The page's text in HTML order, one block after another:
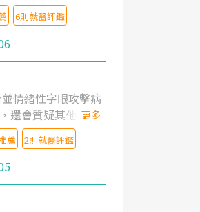
6則就醫評鑑
情緒性字眼攻擊病
還會質疑其他醫生
更多
薦 2則就醫評鑑